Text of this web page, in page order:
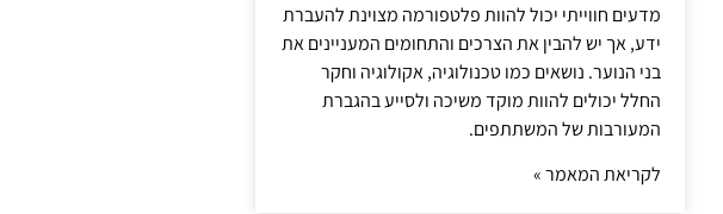
מדעים חווייתי יכול להוות פלטפורמה מצוינת להעברת
ידע, אך יש להבין את הצרכים והתחומים המעניינים את
בני הנוער. נושאים כמו טכנולוגיה, אקולוגיה וחקר
החלל יכולים להוות מוקד משיכה ולסייע בהגברת
המעורבות של המשתתפים.
לקריאת המאמר »